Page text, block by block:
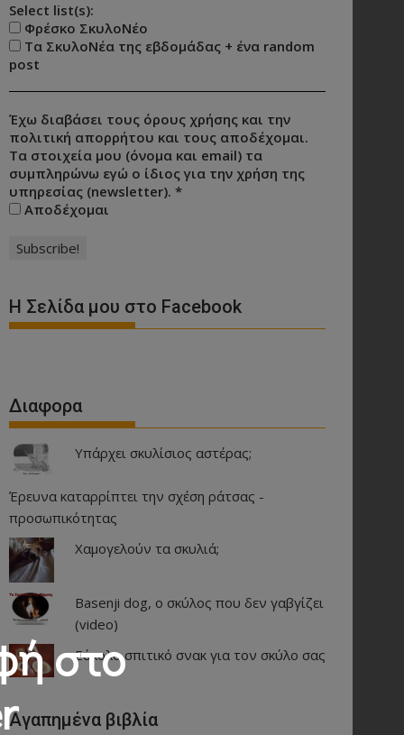
Select list(s):
Φρέσκο ΣκυλοΝέο
Τα ΣκυλοΝέα της εβδομάδας + ένα random
post
Έχω διαβάσει τους όρους χρήσης και την
πολιτική απορρήτου και τους αποδέχομαι.
Τα στοιχεία μου (όνομα και email) τα
συμπληρώνω εγώ ο ίδιος για την χρήση της
υπηρεσίας (newsletter). *
Αποδέχομαι
Η Σελίδα μου στο Facebook
Διαφορα
Υπάρχει σκυλίσιος αστέρας;
Έρευνα καταρρίπτει την σχέση ράτσας -
προσωπικότητας
Χαμογελούν τα σκυλιά;
Basenji dog, ο σκύλος που δεν γαβγίζει
(video)
Εύκολο σπιτικό σνακ για τον σκύλο σας
Αγαπημένα βιβλία
στο